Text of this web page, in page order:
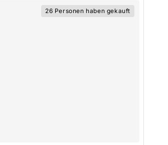
26 Personen haben gekauft